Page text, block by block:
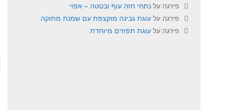
פירגה על נתחי חזה עוף ובטטה – אפוי
פירגה על עוגת גבינה מוקצפת עם שמנת מתוקה
פירגה על עוגת תפוזים מיוחדת